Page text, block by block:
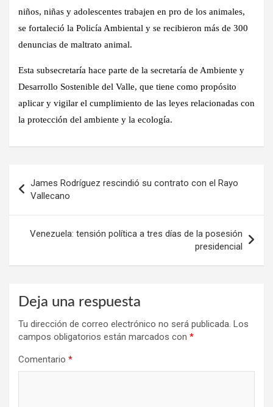
niños, niñas y adolescentes trabajen en pro de los animales,
se fortaleció la Policía Ambiental y se recibieron más de 300
denuncias de maltrato animal.
Esta subsecretaría hace parte de la secretaría de Ambiente y
Desarrollo Sostenible del Valle, que tiene como propósito
aplicar y vigilar el cumplimiento de las leyes relacionadas con
la protección del ambiente y la ecología.
de
entradas
James Rodríguez rescindió su contrato con el Rayo
Vallecano
Venezuela: tensión política a tres días de la posesión
presidencial
Deja una respuesta
Tu dirección de correo electrónico no será publicada. Los
campos obligatorios están marcados con *
Comentario *